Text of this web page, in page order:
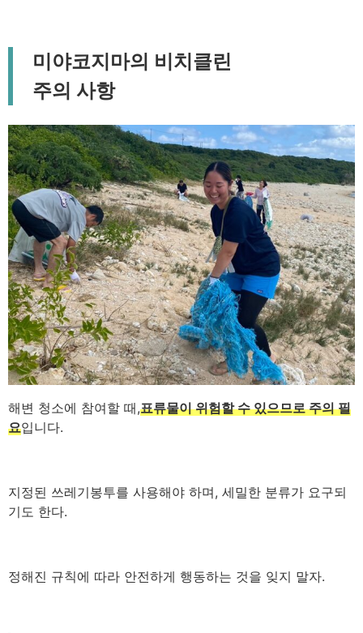
미야코지마의 비치클린
주의 사항
해변 청소에 참여할 때,표류물이 위험할 수 있으므로 주의 필
요입니다.
지정된 쓰레기봉투를 사용해야 하며, 세밀한 분류가 요구되
기도 한다.
정해진 규칙에 따라 안전하게 행동하는 것을 잊지 말자.